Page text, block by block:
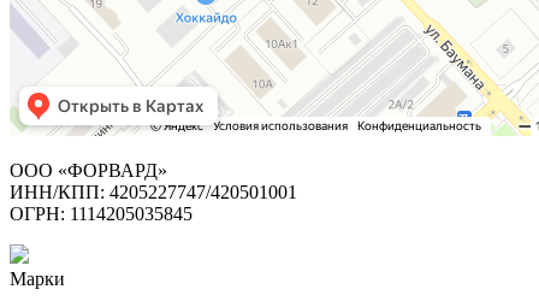
ООО «ФОРВАРД»
ИНН/КПП: 4205227747/420501001
ОГРН: 1114205035845
Марки